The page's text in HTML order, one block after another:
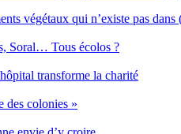
végétaux qui n’existe pas dans
Soral… Tous écolos ?
transforme la charité
des colonies »